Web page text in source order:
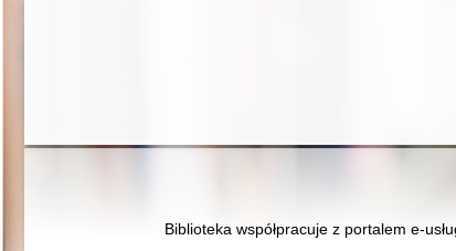
Biblioteka współpracuje z portalem e-